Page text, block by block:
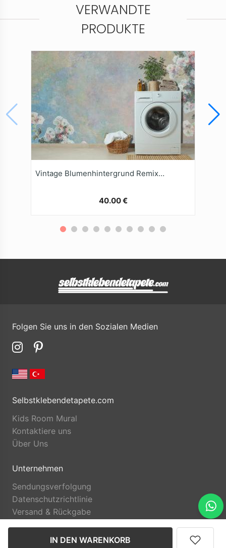
IN DEN WARENKORB
VERWANDTE
PRODUKTE
Vintage Blumenhintergrund Remixed Aus Den Kunstwerken
40.00 €
Folgen Sie uns in den Sozialen Medien
Selbstklebendetapete.com
Kids Room Mural
Kontaktiere uns
Über Uns
Unternehmen
Sendungsverfolgung
Datenschutzrichtlinie
Versand & Rückgabe